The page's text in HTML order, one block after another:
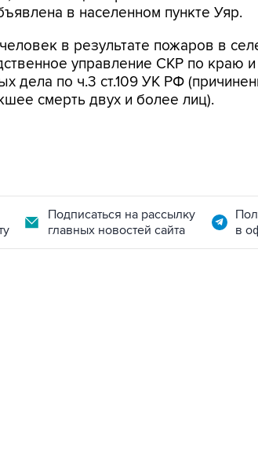
в населенном пункте Уяр.
в результате пожаров в
управление СКР по краю
дела по ч.3 ст.109 УК РФ
смерть двух и более лиц).
Подписаться на рассылку
главных новостей сайта
в